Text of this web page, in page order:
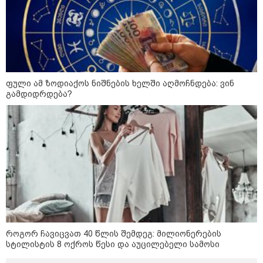
"ყოველთვის ჩემზე უკეთესს
მხდიდი - შენი ავადმყოფობითაც
კი აგრძელებ ამის გაკეთებას" -
თეონა კონტრიძე მეუღლეს
ემოციურ "პოსტს" უძღვნის
თავდასხმის ბრალდებით 3 პირი,
მათ შორის 2 არასრულწლოვანი
დააკავა - შსს ინფორმაციას
ავრცელებს
პოლიტიკა
ფული ამ ზოდიაქოს ნიშნების ხელში აღმოჩნდება: ვინ
გამდიდრდება?
როგორ ჩავიცვათ 40 წლის შემდეგ: მილიონერების
სტილისტის 8 ოქროს წესი და აუცილებელი სამოსი